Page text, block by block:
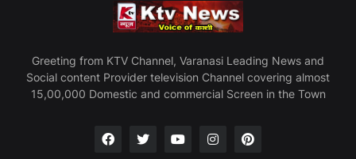
Greeting from KTV Channel, Varanasi Leading News and
Social content Provider television Channel covering almost
15,00,000 Domestic and commercial Screen in the Town